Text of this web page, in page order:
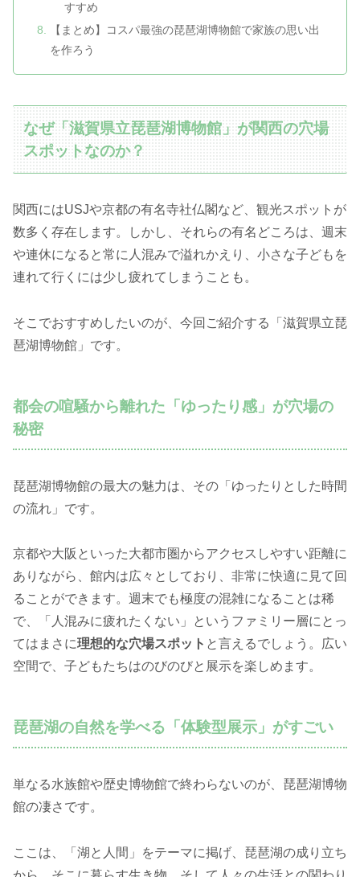
すすめ
【まとめ】コスパ最強の琵琶湖博物館で家族の思い出
を作ろう
なぜ「滋賀県立琵琶湖博物館」が関西の穴場
スポットなのか？
関西にはUSJや京都の有名寺社仏閣など、観光スポットが
数多く存在します。しかし、それらの有名どころは、週末
や連休になると常に人混みで溢れかえり、小さな子どもを
連れて行くには少し疲れてしまうことも。
そこでおすすめしたいのが、今回ご紹介する「滋賀県立琵
琶湖博物館」です。
都会の喧騒から離れた「ゆったり感」が穴場の
秘密
琵琶湖博物館の最大の魅力は、その「ゆったりとした時間
の流れ」です。
京都や大阪といった大都市圏からアクセスしやすい距離に
ありながら、館内は広々としており、非常に快適に見て回
ることができます。週末でも極度の混雑になることは稀
で、「人混みに疲れたくない」というファミリー層にとっ
てはまさに理想的な穴場スポット と言えるでしょう。広い
空間で、子どもたちはのびのびと展示を楽しめます。
琵琶湖の自然を学べる「体験型展示」がすごい
単なる水族館や歴史博物館で終わらないのが、琵琶湖博物
館の凄さです。
ここは、「湖と人間」をテーマに掲げ、琵琶湖の成り立ち